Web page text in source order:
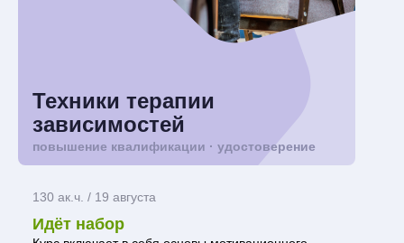
Техники терапии
зависимостей
повышение квалификации · удостоверение
130 ак.ч. / 19 августа
Идёт набор